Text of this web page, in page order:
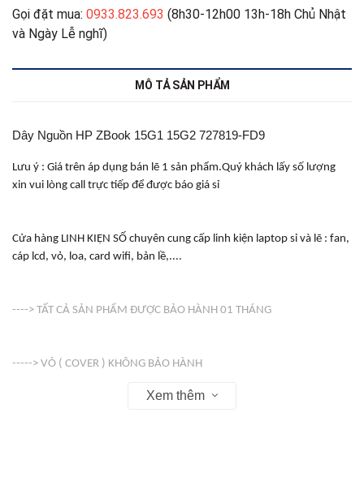
Gọi đặt mua: 0933.823.693 (8h30-12h00 13h-18h Chủ Nhật
và Ngày Lễ nghĩ)
MÔ TẢ SẢN PHẨM
Dây Nguồn HP ZBook 15G1 15G2 727819-FD9
Lưu ý : Giá trên áp dụng bán lẽ 1 sản phẩm.Quý khách lấy số lượng
xin vui lòng call trực tiếp để được báo giá sỉ
Cửa hàng LINH KIỆN SỐ chuyên cung cấp linh kiện laptop sỉ và lẽ : fan,
cáp lcd, vỏ, loa, card wifi, bản lề,....
----> TẤT CẢ SẢN PHẨM ĐƯỢC BẢO HÀNH 01 THÁNG
-----> VỎ ( COVER ) KHÔNG BẢO HÀNH
Xem thêm